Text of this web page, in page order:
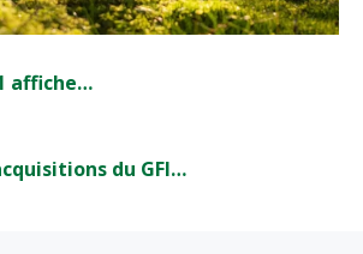
affiche…
du GFI…